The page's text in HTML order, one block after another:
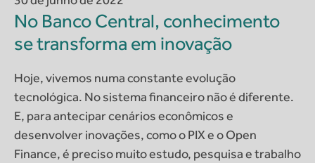
No Banco Central, conhecimento
se transforma em inovação
Hoje, vivemos numa constante evolução
tecnológica. No sistema financeiro não é diferente.
E, para antecipar cenários econômicos e
desenvolver inovações, como o PIX e o Open
Finance, é preciso muito estudo, pesquisa e trabalho